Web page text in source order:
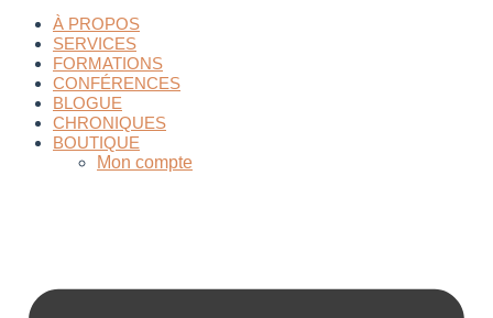
À PROPOS
SERVICES
FORMATIONS
CONFÉRENCES
BLOGUE
CHRONIQUES
BOUTIQUE
Mon compte